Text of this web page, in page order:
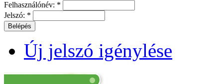
Felhasználónév: *
Jelszó: *
Új jelszó igénylése